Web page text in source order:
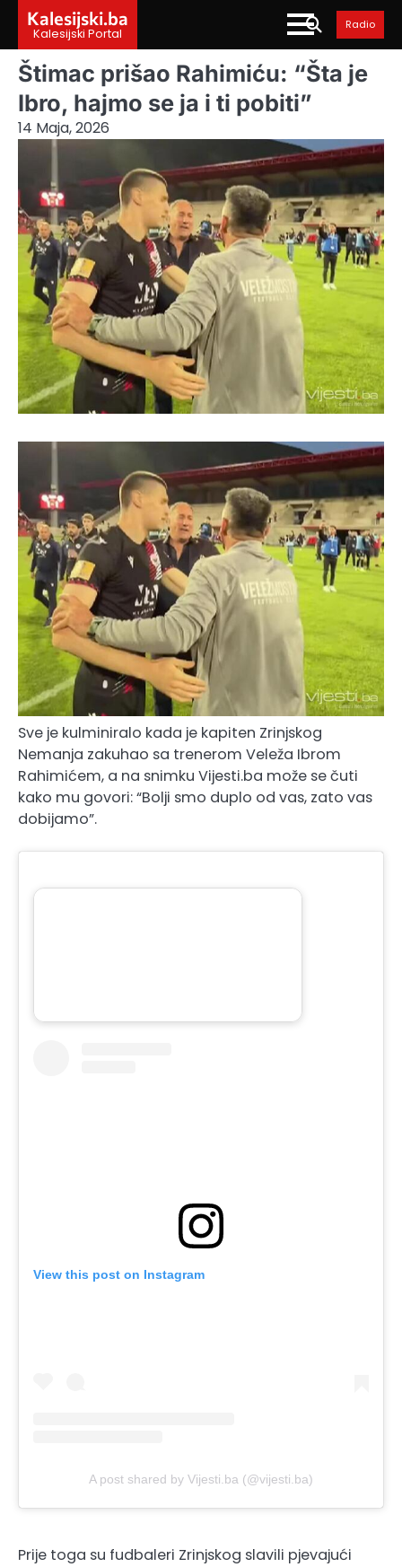
content
Kalesijski.ba
Kalesijski Portal
Radio
Štimac prišao Rahimiću: “Šta je
Ibro, hajmo se ja i ti pobiti”
14 Maja, 2026
Sve je kulminiralo kada je kapiten Zrinjskog
Nemanja zakuhao sa trenerom Veleža Ibrom
Rahimićem, a na snimku Vijesti.ba može se čuti
kako mu govori: “Bolji smo duplo od vas, zato vas
dobijamo”.
Povezano:
View this post on Instagram
A post shared by Vijesti.ba (@vijesti.ba)
Prije toga su fudbaleri Zrinjskog slavili pjevajući